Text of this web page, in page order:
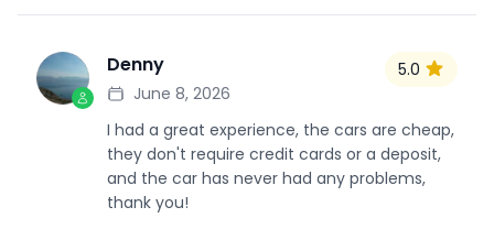
D Denny
June 8, 2026
5.0
I had a great experience, the cars are cheap,
they don't require credit cards or a deposit,
and the car has never had any problems,
thank you!